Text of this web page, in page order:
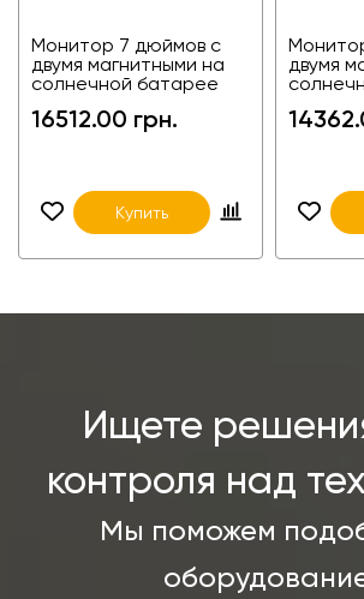
Монитор 7 дюймов с
двумя магнитными на
солнечной батарее
FA7W010-2
16512.00 грн.
Купить
двумя
Ищете
контроля над
Мы поможем